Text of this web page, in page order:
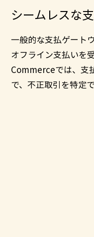
シームレスな
一般的な支払ゲート
オフライン支払いを
Commerceでは、支
で、不正取引を特定で